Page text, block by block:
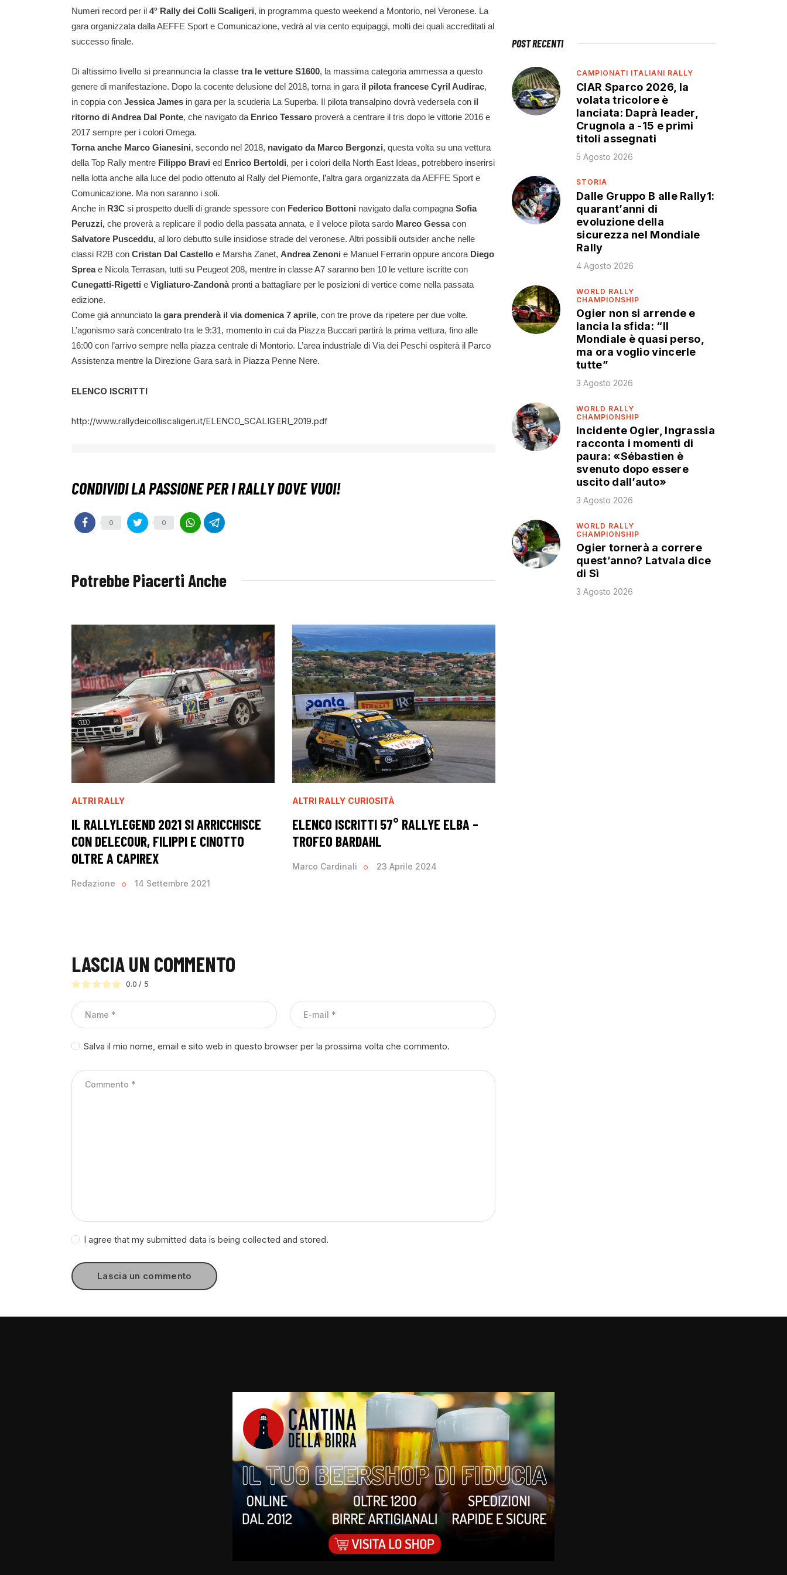
Numeri record per il 4° Rally dei Colli Scaligeri, in programma questo weekend a Montorio, nel Veronese. La
gara organizzata dalla AEFFE Sport e Comunicazione, vedrà al via cento equipaggi, molti dei quali accreditati al
successo finale.
Di altissimo livello si preannuncia la classe tra le vetture S1600, la massima categoria ammessa a questo
genere di manifestazione. Dopo la cocente delusione del 2018, torna in gara il pilota francese Cyril Audirac,
in coppia con Jessica James in gara per la scuderia La Superba. Il pilota transalpino dovrà vedersela con il
ritorno di Andrea Dal Ponte, che navigato da Enrico Tessaro proverà a centrare il tris dopo le vittorie 2016 e
2017 sempre per i colori Omega.
Torna anche Marco Gianesini, secondo nel 2018, navigato da Marco Bergonzi, questa volta su una vettura
della Top Rally mentre Filippo Bravi ed Enrico Bertoldi, per i colori della North East Ideas, potrebbero inserirsi
nella lotta anche alla luce del podio ottenuto al Rally del Piemonte, l’altra gara organizzata da AEFFE Sport e
Comunicazione. Ma non saranno i soli.
Anche in R3C si prospetto duelli di grande spessore con Federico Bottoni navigato dalla compagna Sofia
Peruzzi, che proverà a replicare il podio della passata annata, e il veloce pilota sardo Marco Gessacon
Salvatore Pusceddu, al loro debutto sulle insidiose strade del veronese. Altri possibili outsider anche nelle
classi R2B con Cristan Dal Castello e Marsha Zanet, Andrea Zenoni e Manuel Ferrarin oppure ancora Diego
Spreae Nicola Terrasan, tutti su Peugeot 208, mentre in classe A7 saranno ben 10 le vetture iscritte con
Cunegatti-Rigetti e Vigliaturo-Zandonà pronti a battagliare per le posizioni di vertice come nella passata
edizione.
Come già annunciato la gara prenderà il via domenica 7 aprile, con tre prove da ripetere per due volte.
L’agonismo sarà concentrato tra le 9:31, momento in cui da Piazza Buccari partirà la prima vettura, fino alle
16:00 con l’arrivo sempre nella piazza centrale di Montorio. L’area industriale di Via dei Peschi ospiterà il Parco
Assistenza mentre la Direzione Gara sarà in Piazza Penne Nere.
ELENCO ISCRITTI
http://www.rallydeicolliscaligeri.it/ELENCO_SCALIGERI_2019.pdf
0 0
Potrebbe Piacerti Anche
ALTRI RALLY
IL RALLYLEGEND 2021 SI ARRICCHISCE
CON DELECOUR, FILIPPI E CINOTTO
OLTRE A CAPIREX
Redazione 14 Settembre 2021
ALTRI RALLY CURIOSITÀ
ELENCO ISCRITTI 57° RALLYE ELBA –
TROFEO BARDAHL
Marco Cardinali 23 Aprile 2024
LASCIA UN COMMENTO
0.0 / 5
Salva il mio nome, email e sito web in questo browser per la prossima volta che commento.
I agree that my submitted data is being collected and stored.
POST RECENTI
CAMPIONATI ITALIANI RALLY
CIAR Sparco 2026, la
volata tricolore è
lanciata: Daprà leader,
Crugnola a -15 e primi
titoli assegnati
5 Agosto 2026
STORIA
Dalle Gruppo B alle Rally1:
quarant’anni di
evoluzione della
sicurezza nel Mondiale
Rally
4 Agosto 2026
WORLD RALLY
CHAMPIONSHIP
Ogier non si arrende e
lancia la sfida: “Il
Mondiale è quasi perso,
ma ora voglio vincerle
tutte”
3 Agosto 2026
WORLD RALLY
CHAMPIONSHIP
Incidente Ogier, Ingrassia
racconta i momenti di
paura: «Sébastien è
svenuto dopo essere
uscito dall’auto»
3 Agosto 2026
WORLD RALLY
CHAMPIONSHIP
Ogier tornerà a correre
quest’anno? Latvala dice
di Sì
3 Agosto 2026